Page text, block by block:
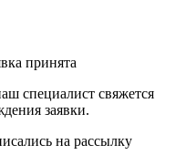
принята
специалист свяжется
заявки.
на рассылку